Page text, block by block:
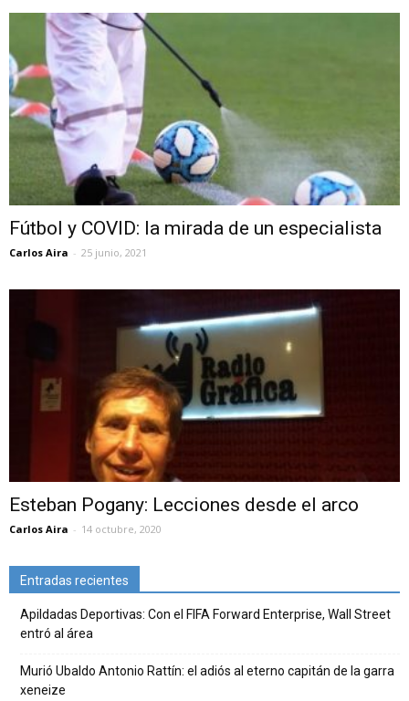
Fútbol y COVID: la mirada de un especialista
Carlos Aira - 25 junio, 2021
Esteban Pogany: Lecciones desde el arco
Carlos Aira - 14 octubre, 2020
Entradas recientes
Apildadas Deportivas: Con el FIFA Forward Enterprise, Wall Street
entró al área
Murió Ubaldo Antonio Rattín: el adiós al eterno capitán de la garra
xeneize